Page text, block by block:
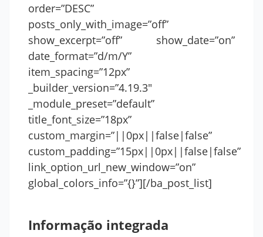
order=”DESC”
posts_only_with_image=”off”
show_excerpt=”off” show_date=”on”
date_format=”d/m/Y”
item_spacing=”12px”
_builder_version=”4.19.3″
_module_preset=”default”
title_font_size=”18px”
custom_margin=”||0px||false|false”
custom_padding=”15px||0px||false|false”
link_option_url_new_window=”on”
global_colors_info=”{}”][/ba_post_list]
Informação integrada